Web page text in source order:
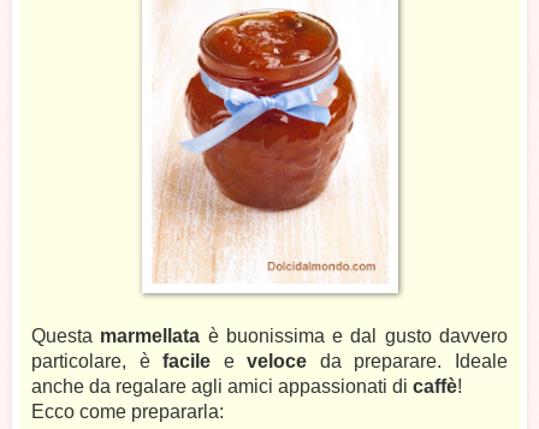
Questa marmellata è buonissima e dal gusto davvero
particolare, èfacile eveloce da preparare. Ideale
anche da regalare agli amici appassionati di caffè!
Ecco come prepararla: